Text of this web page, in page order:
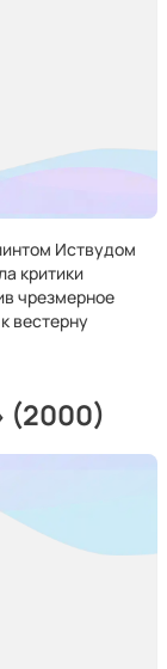
Иствудом
критики
чрезмерное
вестерну
(2000)